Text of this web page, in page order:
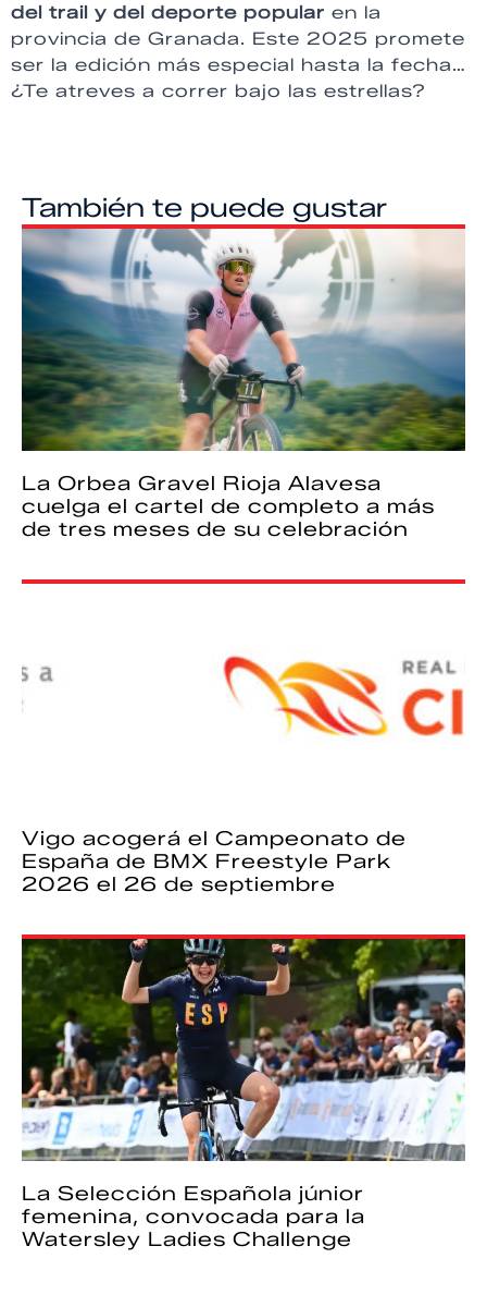
del trail y del deporte popular en la
provincia de Granada. Este 2025 promete
ser la edición más especial hasta la fecha…
¿Te atreves a correr bajo las estrellas?
También te puede gustar
La Orbea Gravel Rioja Alavesa
cuelga el cartel de completo a más
de tres meses de su celebración
Vigo acogerá el Campeonato de
España de BMX Freestyle Park
2026 el 26 de septiembre
La Selección Española júnior
femenina, convocada para la
Watersley Ladies Challenge